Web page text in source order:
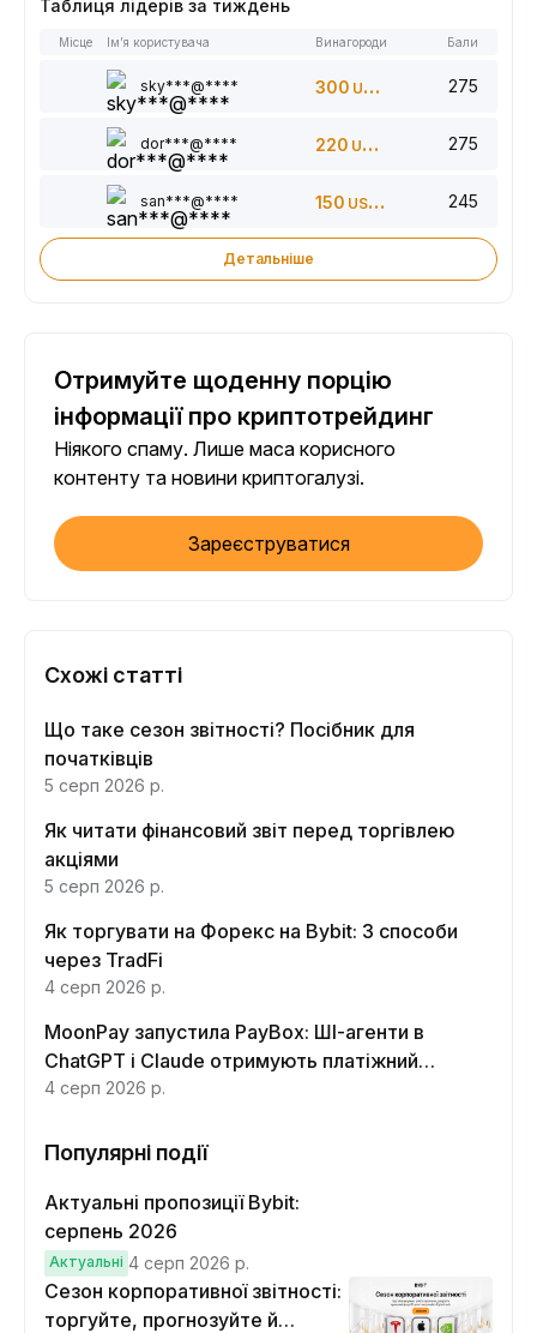
Таблиця лідерів за тиждень
Місце Ім’я користувача Винагороди Бали
sky***@**** 300 USDT 275
dor***@**** 220 USDT 275
san***@**** 150 USDT 245
Детальніше
Отримуйте щоденну порцію
інформації про криптотрейдинг
Ніякого спаму. Лише маса корисного
контенту та новини криптогалузі.
Зареєструватися
Схожі статті
Що таке сезон звітності? Посібник для
початківців
5 серп 2026 р.
Як читати фінансовий звіт перед торгівлею
акціями
5 серп 2026 р.
Як торгувати на Форекс на Bybit: 3 способи
через TradFi
4 серп 2026 р.
MoonPay запустила PayBox: ШІ-агенти в
ChatGPT і Claude отримують платіжний
інтерфейс
4 серп 2026 р.
Популярні події
Актуальні пропозиції Bybit:
серпень 2026
Актуальні 4 серп 2026 р.
Сезон корпоративної звітності:
торгуйте, прогнозуйте й